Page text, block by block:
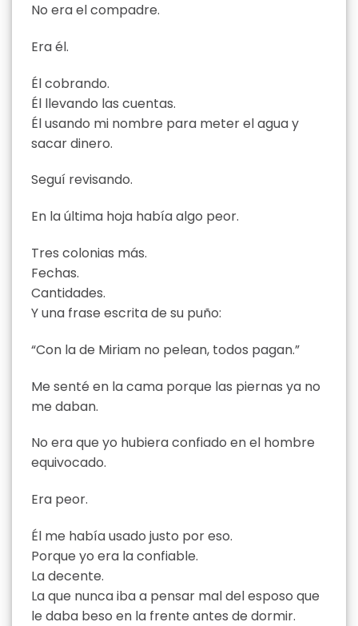
No era el compadre.
Era él.
Él cobrando.
Él llevando las cuentas.
Él usando mi nombre para meter el agua y
sacar dinero.
Seguí revisando.
En la última hoja había algo peor.
Tres colonias más.
Fechas.
Cantidades.
Y una frase escrita de su puño:
“Con la de Miriam no pelean, todos pagan.”
Me senté en la cama porque las piernas ya no
me daban.
No era que yo hubiera confiado en el hombre
equivocado.
Era peor.
Él me había usado justo por eso.
Porque yo era la confiable.
La decente.
La que nunca iba a pensar mal del esposo que
le daba beso en la frente antes de dormir.